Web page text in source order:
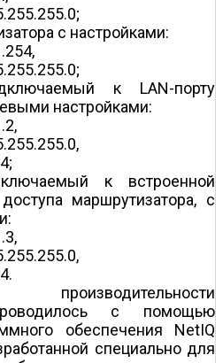
с настройками:
к LAN-порту
настройками:
к встроенной
маршрутизатора, с
с помощью
обеспечения NetIQ
специально для